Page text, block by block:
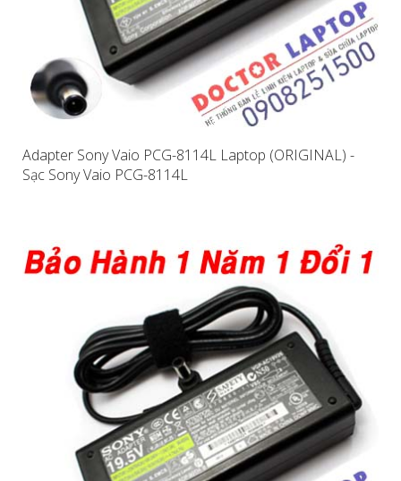
Adapter Sony Vaio PCG-8114L Laptop (ORIGINAL) -
Sạc Sony Vaio PCG-8114L